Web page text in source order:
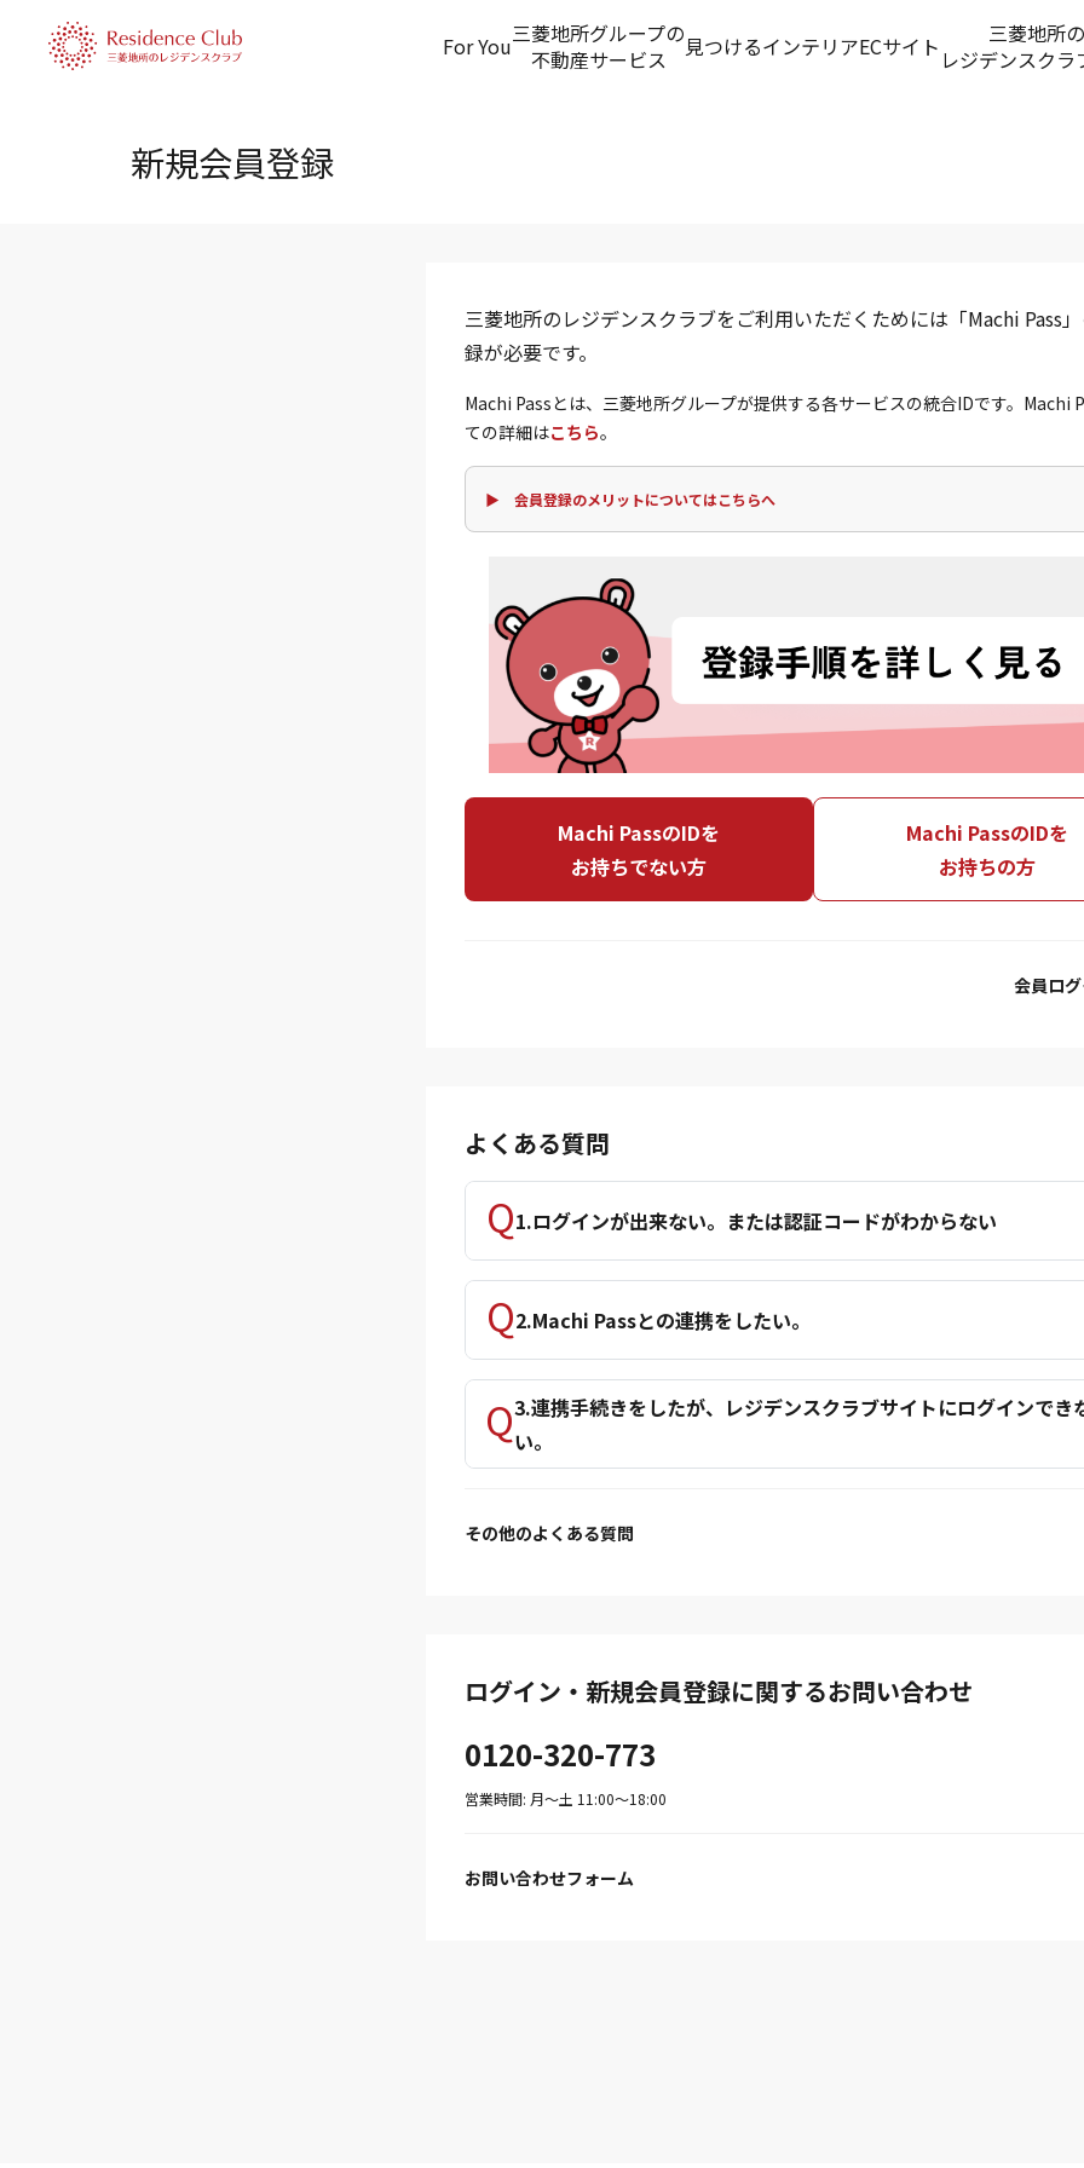
For You三菱地所グループの
不動産サービス
見つけるインテリアECサイト
三菱地所の
レジデンスクラ
新規会員登録
三菱地所のレジデンスクラブをご利用いただくためには「Machi Pass
録が必要です。
Machi Passとは、三菱地所グループが提供する各サービスの統合IDです。Machi
ての詳細はこちら。
▶ 会員登録のメリットについてはこちらへ
Machi PassのIDを
お持ちでない方
Machi PassのIDを
お持ちの方
会員ロ
よくある質問
1.ログインが出来ない。または認証コードがわからない
2.Machi Passとの連携をしたい。
3.連携手続きをしたが、レジデンスクラブサイトにログインでき
い。
その他のよくある質問
ログイン・新規会員登録に関するお問い合わせ
0120-320-773
営業時間: 月〜土 11:00〜18:00
お問い合わせフォーム